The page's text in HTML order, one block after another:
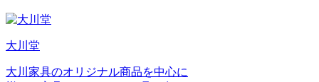
大川堂
大川家具のオリジナル商品を中心に